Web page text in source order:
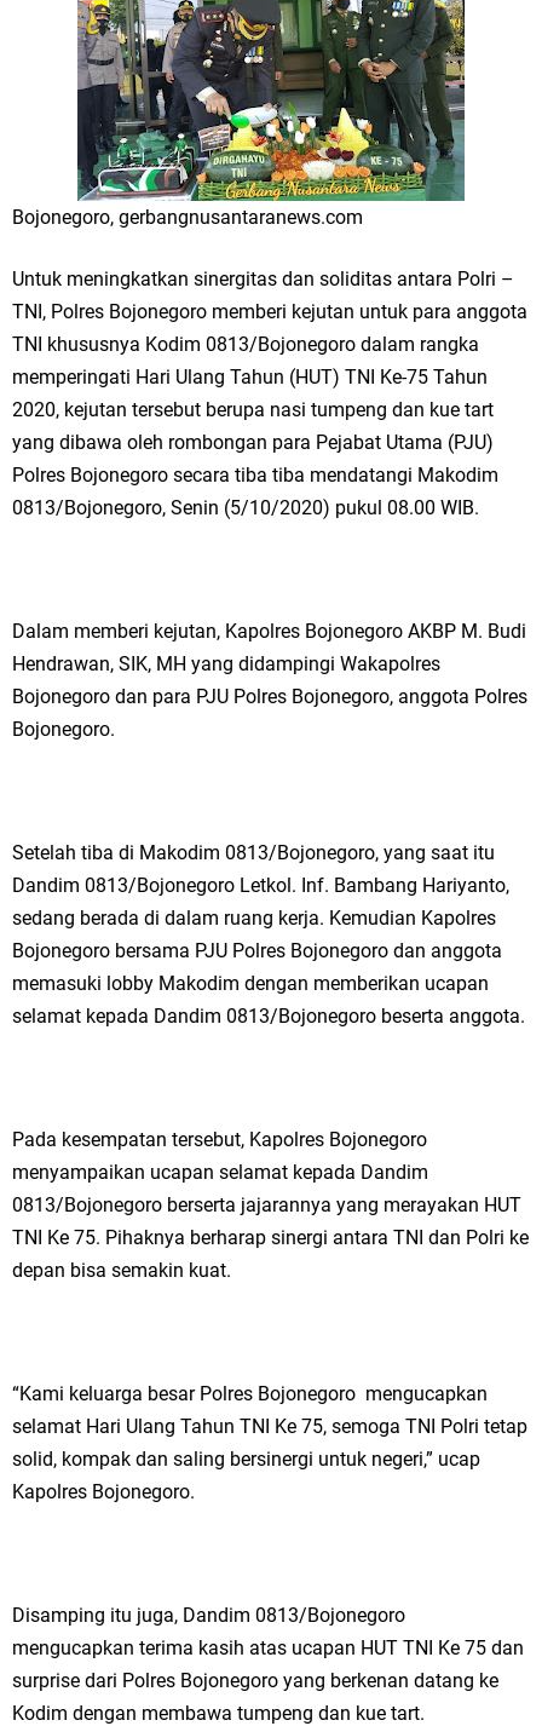
Tumpeng Nasi Krawu Pecahkan Rekor MURI, KWGe Angkat Kuliner
Gresik ke Panggung Dunia
FOZ Jatim, BAZNAS, dan Kemenag Salurkan 22.456 Bingkisan Lebaran
Yatim Serentak di Berbagai Daerah di Jawa Timur
Komitmen Pelayanan Publik dan Kepedulian Sosial
Optik Merlin Donasikan Rp10,36 Juta, Perkuat Keberlanjutan Program
JKNN
Ruwatan Malam Satu Suro di Dusun Kedungsekar Lor, Tradisi Luhur
yang Terus Istiqomah
Wakil Ketua DPRD Gresik Mujid Riduan Sampaikan Doa dan Harapan di
PDUF MUI Jatim Gelar Doa Awal Tahun Hijriah, Teguhkan Optimisme
Menuju Indonesia Emas 2045
Aspirasi Petani dan Warga
Pemdes Cibanteng Salurkan PMT: Cegah Stunting, Perkuat Gizi Balita
Zakat Produktif Dorong Kemandirian UMKM, LAZISNU Kedamean Bantu
Islamic Center
Qurban dari Bupati & Kepala DPMPTSP Gresik
DPC PDI Perjuangan Gresik Tebar Berkah Idul Adha, Bagikan Daging
Bojonegoro, gerbangnusantaranews.com
Untuk meningkatkan sinergitas dan soliditas antara Polri –
TNI, Polres Bojonegoro memberi kejutan untuk para anggota
TNI khususnya Kodim 0813/Bojonegoro dalam rangka
memperingati Hari Ulang Tahun (HUT) TNI Ke-75 Tahun
2020, kejutan tersebut berupa nasi tumpeng dan kue tart
yang dibawa oleh rombongan para Pejabat Utama (PJU)
Polres Bojonegoro secara tiba tiba mendatangi Makodim
0813/Bojonegoro, Senin (5/10/2020) pukul 08.00 WIB.
Dalam memberi kejutan, Kapolres Bojonegoro AKBP M. Budi
Hendrawan, SIK, MH yang didampingi Wakapolres
Bojonegoro dan para PJU Polres Bojonegoro, anggota Polres
Bojonegoro.
Setelah tiba di Makodim 0813/Bojonegoro, yang saat itu
Dandim 0813/Bojonegoro Letkol. Inf. Bambang Hariyanto,
sedang berada di dalam ruang kerja. Kemudian Kapolres
Bojonegoro bersama PJU Polres Bojonegoro dan anggota
memasuki lobby Makodim dengan memberikan ucapan
selamat kepada Dandim 0813/Bojonegoro beserta anggota.
Pada kesempatan tersebut, Kapolres Bojonegoro
menyampaikan ucapan selamat kepada Dandim
0813/Bojonegoro berserta jajarannya yang merayakan HUT
TNI Ke 75. Pihaknya berharap sinergi antara TNI dan Polri ke
depan bisa semakin kuat.
“Kami keluarga besar Polres Bojonegoro mengucapkan
selamat Hari Ulang Tahun TNI Ke 75, semoga TNI Polri tetap
solid, kompak dan saling bersinergi untuk negeri,” ucap
Kapolres Bojonegoro.
Disamping itu juga, Dandim 0813/Bojonegoro
mengucapkan terima kasih atas ucapan HUT TNI Ke 75 dan
surprise dari Polres Bojonegoro yang berkenan datang ke
Kodim dengan membawa tumpeng dan kue tart.